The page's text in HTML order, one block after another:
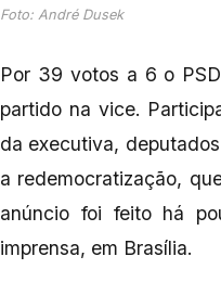
Foto: André Dusek
Por 39 votos a 6 o
partido na vice.
da executiva,
a redemocratização,
anúncio foi feito há
imprensa, em Brasília.